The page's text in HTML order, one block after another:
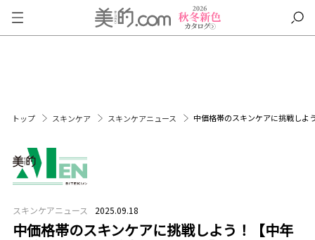
トップ スキンケア スキンケアニュース 中価格帯のスキンケアに挑戦しよ
スキンケアニュース 2025.09.18
中価格帯のスキンケアに挑戦しよう！【中年